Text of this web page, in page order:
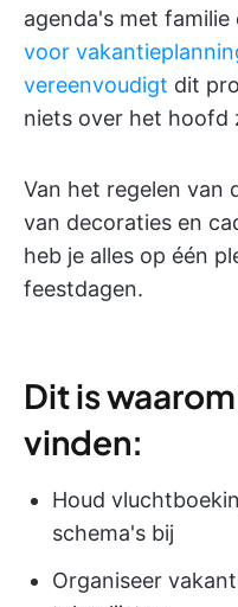
agenda's met familie
voor
vereenvoudigt dit
niets over het hoofd
Van het regelen van
van decoraties en
heb je alles op één
feestdagen.
Dit is
vinden:
Houd
schema's bij
Organiseer